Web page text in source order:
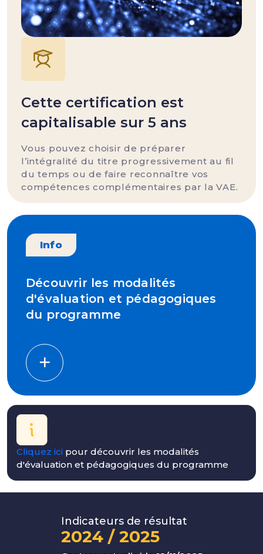
Cette certification est
capitalisable sur 5 ans
Vous pouvez choisir de préparer
l’intégralité du titre progressivement au fil
du temps ou de faire reconnaître vos
compétences complémentaires par la VAE.
Info
Découvrir les modalités
d'évaluation et pédagogiques
du programme
Cliquez ici pour découvrir les modalités
d'évaluation et pédagogiques du programme
Indicateurs de résultat
2024 / 2025